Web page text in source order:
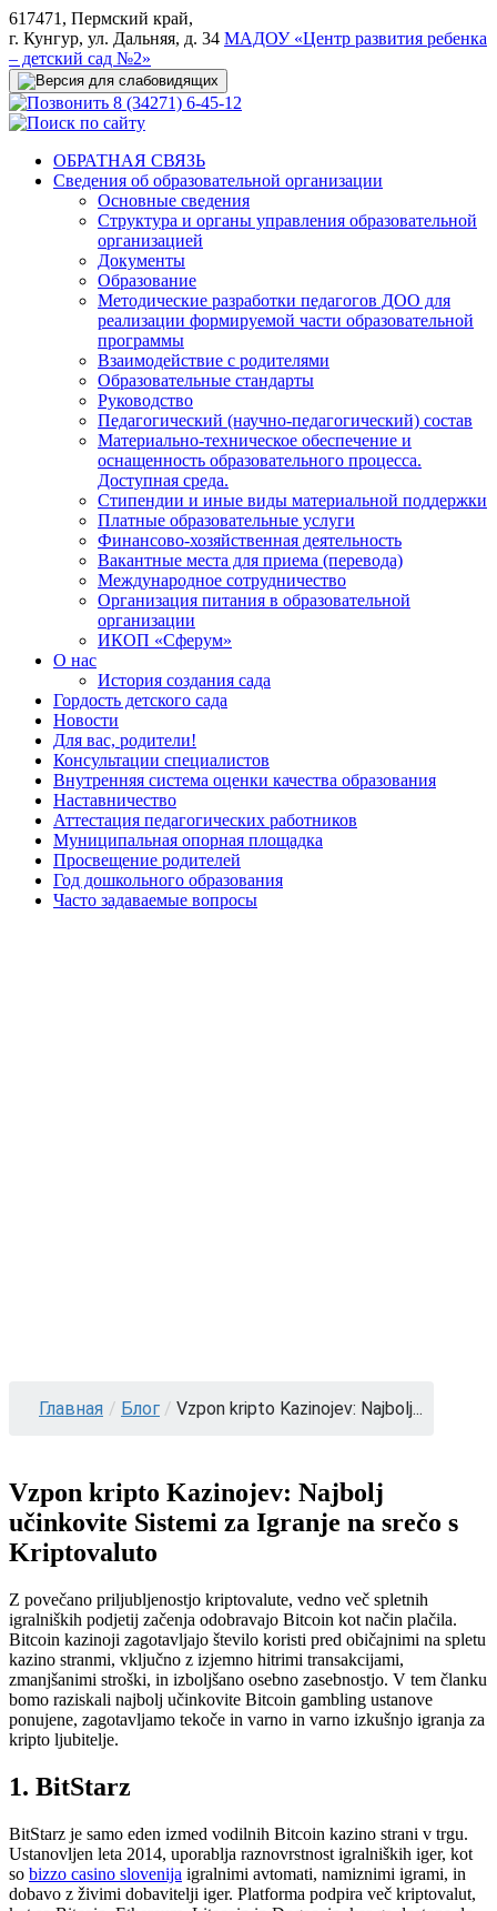
617471, Пермский край,
г. Кунгур, ул. Дальняя, д. 34 МАДОУ «Центр развития ребенка
– детский сад №2»
8 (34271) 6-45-12
ОБРАТНАЯ СВЯЗЬ
Сведения об образовательной организации
Основные сведения
Структура и органы управления образовательной
организацией
Документы
Образование
Методические разработки педагогов ДОО для
реализации формируемой части образовательной
программы
Взаимодействие с родителями
Образовательные стандарты
Руководство
Педагогический (научно-педагогический) состав
Материально-техническое обеспечение и
оснащенность образовательного процесса.
Доступная среда.
Стипендии и иные виды материальной поддержки
Платные образовательные услуги
Финансово-хозяйственная деятельность
Вакантные места для приема (перевода)
Международное сотрудничество
Организация питания в образовательной
организации
ИКОП «Сферум»
О нас
История создания сада
Гордость детского сада
Новости
Для вас, родители!
Консультации специалистов
Внутренняя система оценки качества образования
Наставничество
Аттестация педагогических работников
Муниципальная опорная площадка
Просвещение родителей
Год дошкольного образования
Часто задаваемые вопросы
Главная / Блог / Vzpon kripto Kazinojev: Najbolj...
Vzpon kripto Kazinojev: Najbolj
učinkovite Sistemi za Igranje na srečo s
Kriptovaluto
Z povečano priljubljenostjo kriptovalute, vedno več spletnih
igralniških podjetij začenja odobravajo Bitcoin kot način plačila.
Bitcoin kazinoji zagotavljajo število koristi pred običajnimi na spletu
kazino stranmi, vključno z izjemno hitrimi transakcijami,
zmanjšanimi stroški, in izboljšano osebno zasebnostjo. V tem članku
bomo raziskali najbolj učinkovite Bitcoin gambling ustanove
ponujene, zagotavljamo tekoče in varno in varno izkušnjo igranja za
kripto ljubitelje.
1. BitStarz
BitStarz je samo eden izmed vodilnih Bitcoin kazino strani v trgu.
Ustanovljen leta 2014, uporablja raznovrstnost igralniških iger, kot
so bizzo casino slovenija igralnimi avtomati, namiznimi igrami, in
dobavo z živimi dobavitelji iger. Platforma podpira več kriptovalut,